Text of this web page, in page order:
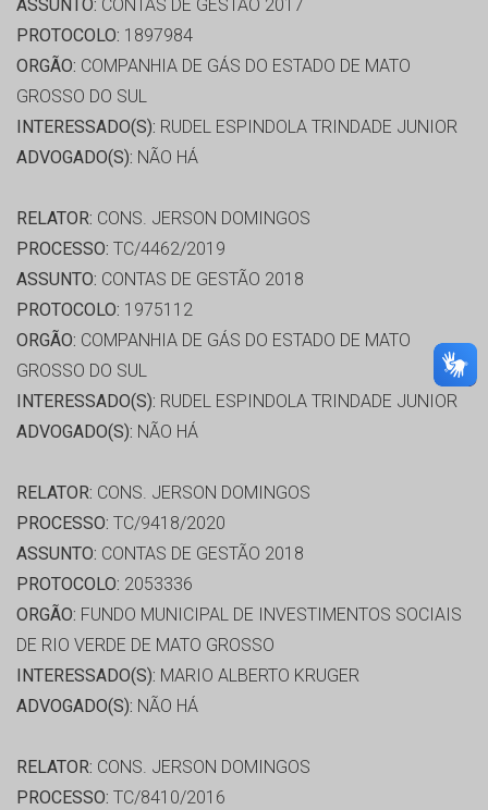
ASSUNTO: CONTAS DE GESTÃO 2017
PROTOCOLO: 1897984
ORGÃO: COMPANHIA DE GÁS DO ESTADO DE MATO
GROSSO DO SUL
INTERESSADO(S): RUDEL ESPINDOLA TRINDADE JUNIOR
ADVOGADO(S): NÃO HÁ
RELATOR: CONS. JERSON DOMINGOS
PROCESSO: TC/4462/2019
ASSUNTO: CONTAS DE GESTÃO 2018
PROTOCOLO: 1975112
ORGÃO: COMPANHIA DE GÁS DO ESTADO DE MATO
GROSSO DO SUL
INTERESSADO(S): RUDEL ESPINDOLA TRINDADE JUNIOR
ADVOGADO(S): NÃO HÁ
RELATOR: CONS. JERSON DOMINGOS
PROCESSO: TC/9418/2020
ASSUNTO: CONTAS DE GESTÃO 2018
PROTOCOLO: 2053336
ORGÃO: FUNDO MUNICIPAL DE INVESTIMENTOS SOCIAIS
DE RIO VERDE DE MATO GROSSO
INTERESSADO(S): MARIO ALBERTO KRUGER
ADVOGADO(S): NÃO HÁ
RELATOR: CONS. JERSON DOMINGOS
PROCESSO: TC/8410/2016